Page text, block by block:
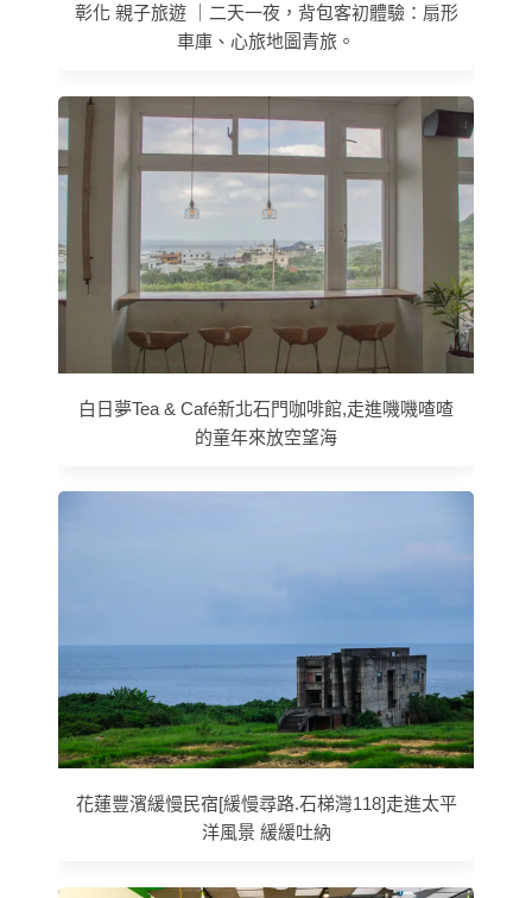
彰化 親子旅遊 ｜二天一夜，背包客初體驗：扇形
車庫、心旅地圖青旅。
白日夢Tea & Café新北石門咖啡館,走進嘰嘰喳喳
的童年來放空望海
花蓮豐濱緩慢民宿[緩慢尋路.石梯灣118]走進太平
洋風景 緩緩吐納